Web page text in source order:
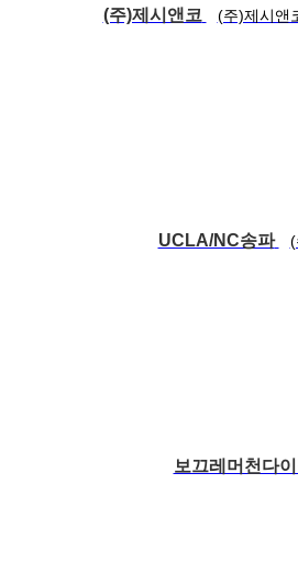
(주)제시앤코 (주)제시앤
UCLA/NC송파 (
보끄레머천다